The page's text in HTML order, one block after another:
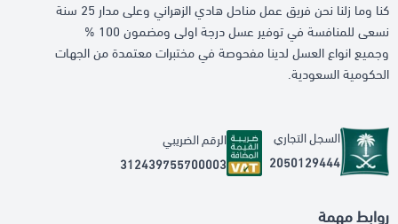
كنا وما زلنا نحن فريق عمل مناحل هادي الزهراني وعلى مدار 25 سنة
نسعى للمنافسة في توفير عسل درجة اولى ومضمون 100 %
وجميع انواع العسل لدينا مفحوصة في مختبرات معتمدة من الجهات
الحكومية السعودية.
السجل التجاري
2050129444
الرقم الضريبي
312439755700003
روابط مهمة